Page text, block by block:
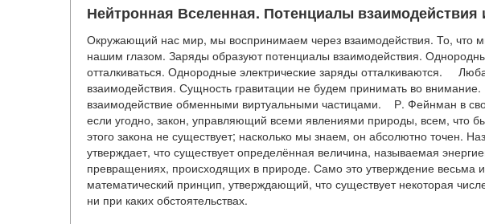
Нейтронная Вселенная. Потенциалы взаимодействия
Окружающий нас мир, мы воспринимаем через взаимодействия. То, что
нашим глазом. Заряды образуют потенциалы взаимодействия.
отталкиваться. Однородные электрические заряды отталкиваются.
взаимодействия. Сущность гравитации не будем принимать во внимание.
взаимодействие обменными виртуальными частицами. Р. Фейнман в
если угодно, закон, управляющий всеми явлениями природы, всем, что
этого закона не существует; насколько мы знаем, он абсолютно точен.
утверждает, что существует определённая величина, называемая
превращениях, происходящих в природе. Само это утверждение весьма
математический принцип, утверждающий, что существует некоторая
ни при каких обстоятельствах.